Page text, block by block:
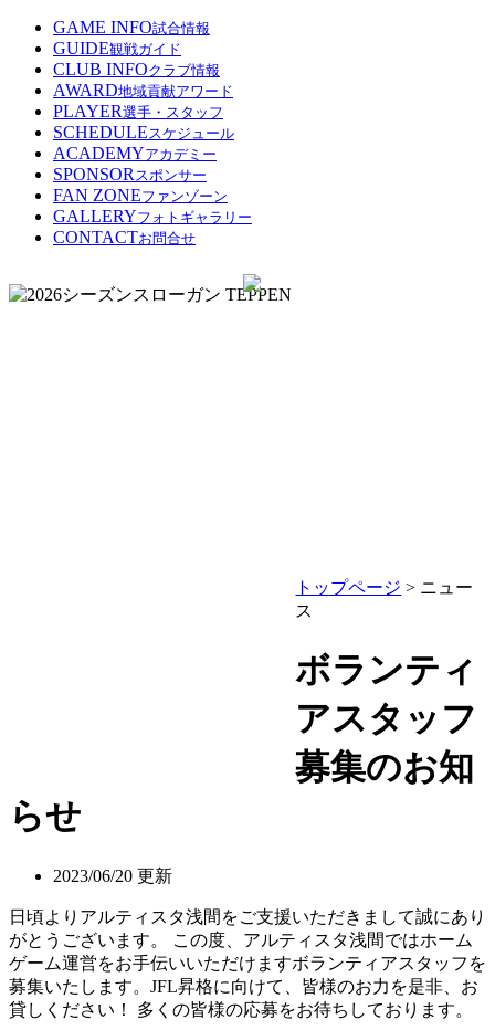
GAME INFO試合情報
GUIDE観戦ガイド
CLUB INFOクラブ情報
AWARD地域貢献アワード
PLAYER選手・スタッフ
SCHEDULEスケジュール
ACADEMYアカデミー
SPONSOR スポンサー
FAN ZONEファンゾーン
GALLERYフォトギャラリー
CONTACTお問合せ
トップページ > ニュー
ス
ボランティ
アスタッフ
募集のお知
らせ
2023/06/20 更新
日頃よりアルティスタ浅間をご支援いただきまして誠にあり
がとうございます。 この度、アルティスタ浅間ではホーム
ゲーム運営をお手伝いいただけますボランティアスタッフを
募集いたします。JFL昇格に向けて、皆様のお力を是非、お
貸しください！ 多くの皆様の応募をお待ちしております。